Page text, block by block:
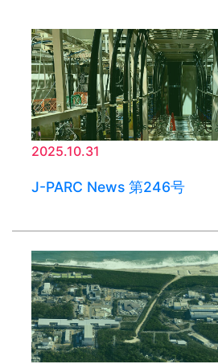
2025.10.31
J-PARC News 第246号